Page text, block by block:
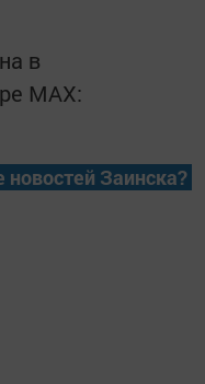
в
MАХ:
Заинска?